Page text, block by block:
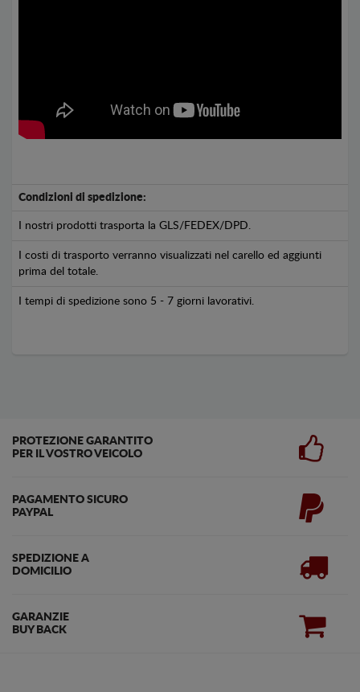
Condizioni di spedizione:
I nostri prodotti trasporta la GLS/FEDEX/DPD.
I costi di trasporto verranno visualizzati nel carello ed aggiunti
prima del totale.
I tempi di spedizione sono 5 - 7 giorni lavorativi.
PROTEZIONE GARANTITO
PER IL VOSTRO VEICOLO
PAGAMENTO SICURO
PAYPAL
SPEDIZIONE A
DOMICILIO
GARANZIE
BUY BACK